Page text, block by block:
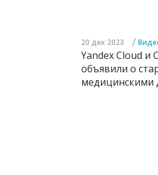
20 дек 2023 /
Yandex Cloud и
объявили о
медицинскими